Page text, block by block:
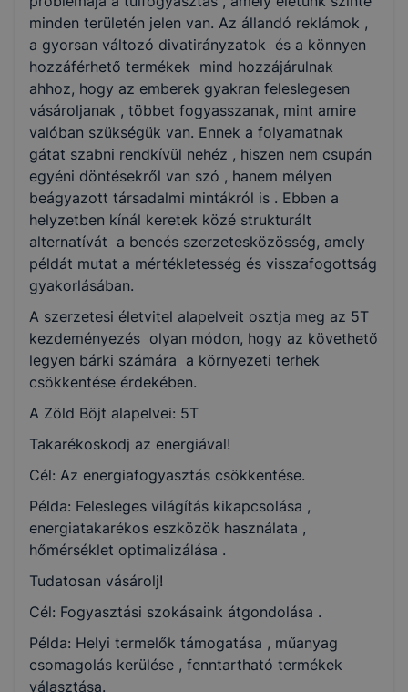
minden területén jelen van. Az állandó reklámok ,
a gyorsan változó divatirányzatok és a könnyen
hozzáférhető termékek mind hozzájárulnak
ahhoz, hogy az emberek gyakran feleslegesen
vásároljanak , többet fogyasszanak, mint amire
valóban szükségük van. Ennek a folyamatnak
gátat szabni rendkívül nehéz , hiszen nem csupán
egyéni döntésekről van szó , hanem mélyen
beágyazott társadalmi mintákról is . Ebben a
helyzetben kínál keretek közé strukturált
alternatívát a bencés szerzetesközösség, amely
példát mutat a mértékletesség és visszafogottság
gyakorlásában.
A szerzetesi életvitel alapelveit osztja meg az 5T
kezdeményezés olyan módon, hogy az követhető
legyen bárki számára a környezeti terhek
csökkentése érdekében.
A Zöld Böjt alapelvei: 5T
Takarékoskodj az energiával!
Cél: Az energiafogyasztás csökkentése.
Példa: Felesleges világítás kikapcsolása ,
energiatakarékos eszközök használata ,
hőmérséklet optimalizálása .
Tudatosan vásárolj!
Cél: Fogyasztási szokásaink átgondolása .
Példa: Helyi termelők támogatása , műanyag
csomagolás kerülése , fenntartható termékek
választása.